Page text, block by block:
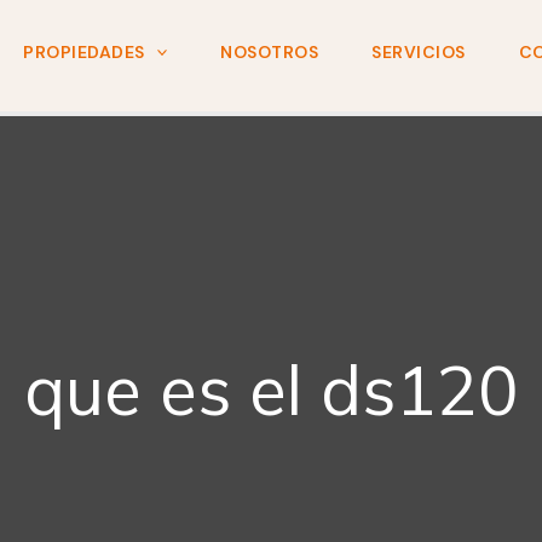
PROPIEDADES NOSOTROS SERVICIOS
que es el ds120